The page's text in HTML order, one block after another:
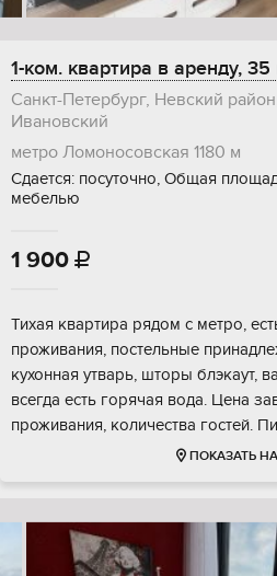
1-ком. квартира в аренду,
Санкт-Петербург, Невский
Ивановский
метро Ломоносовская 1180 м
Сдается: посуточно, Общая
мебелью
1 900 
Тихая квартира рядом с метро,
проживания, постельные
кухонная утварь, шторы блэкаут,
всегда есть горячая вода. Цена
проживания, количества гостей.
ПОКАЗАТЬ